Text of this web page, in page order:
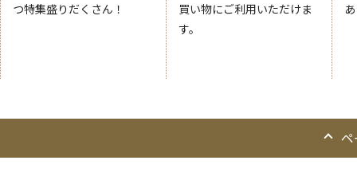
つ特集盛りだくさん！
買い物にご利用いただけま
す。